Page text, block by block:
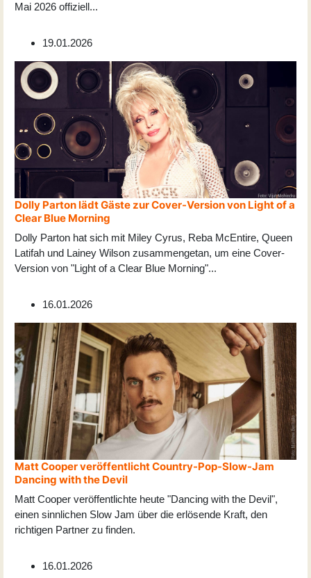
Mai 2026 offiziell ...
19.01.2026
Dolly Parton lädt Gäste zur Cover-Version von Light of a
Clear Blue Morning
Dolly Parton hat sich mit Miley Cyrus, Reba McEntire, Queen
Latifah und Lainey Wilson zusammengetan, um eine Cover-
Version von "Light of a Clear Blue Morning"...
16.01.2026
Matt Cooper veröffentlicht Country-Pop-Slow-Jam
Dancing with the Devil
Matt Cooper veröffentlichte heute "Dancing with the Devil",
einen sinnlichen Slow Jam über die erlösende Kraft, den
richtigen Partner zu finden.
16.01.2026